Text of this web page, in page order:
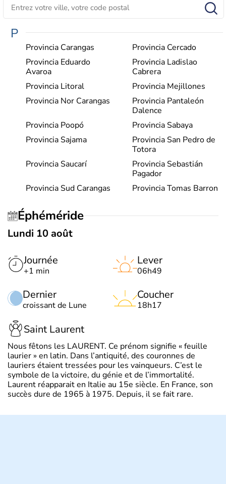
P
Provincia Carangas
Provincia Cercado
Provincia Eduardo
Avaroa
Provincia Ladislao
Cabrera
Provincia Litoral
Provincia Mejillones
Provincia Nor Carangas
Provincia Pantaleón
Dalence
Provincia Poopó
Provincia Sabaya
Provincia Sajama
Provincia San Pedro de
Totora
Provincia Saucarí
Provincia Sebastián
Pagador
Provincia Sud Carangas
Provincia Tomas Barron
Éphéméride
Lundi 10 août
Journée
+1 min
Dernier
croissant de Lune
Lever
06h49
Coucher
18h17
Saint Laurent
Nous fêtons les LAURENT. Ce prénom signifie « feuille
laurier » en latin. Dans l’antiquité, des couronnes de
lauriers étaient tressées pour les vainqueurs. C’est le
symbole de la victoire, du génie et de l’immortalité.
Laurent réapparait en Italie au 15e siècle. En France, son
succès dure de 1965 à 1975. Depuis, il se fait rare.